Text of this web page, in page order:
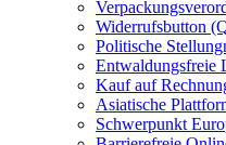
Widerrufsbutton
Politische
Entwaldungsfreie
Kauf auf
Asiatische
Schwerpunkt